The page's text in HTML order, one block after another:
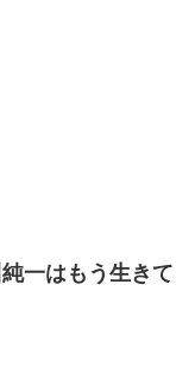
一はもう生きて